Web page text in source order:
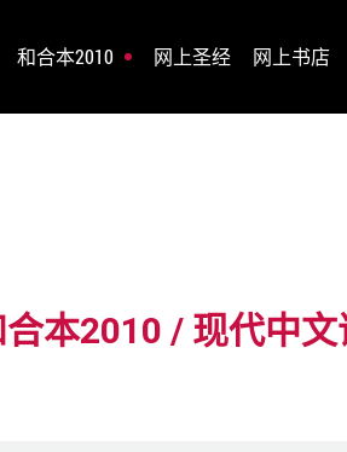
和合本2010 网上圣经 网上书店
本2010 / 现代中